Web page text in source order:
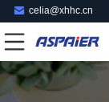
celia@xhhc.cn